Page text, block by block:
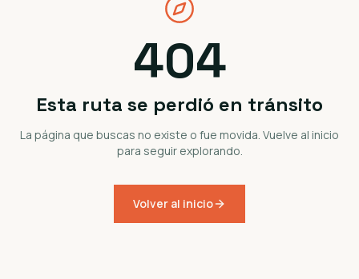
404
Esta ruta se perdió en tránsito
La página que buscas no existe o fue movida. Vuelve al inicio
para seguir explorando.
Volver al inicio